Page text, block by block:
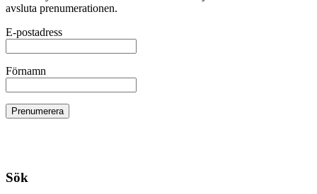
avsluta prenumerationen.
E-postadress
Förnamn
Sök